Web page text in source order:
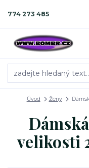
774 273 485
Úvod Ženy
velikosti